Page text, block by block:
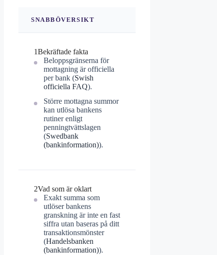
SNABBÖVERSIKT
1Bekräftade fakta
Beloppsgränserna för
mottagning är officiella
per bank (Swish
officiella FAQ).
Större mottagna summor
kan utlösa bankens
rutiner enligt
penningtvättslagen
(Swedbank
(bankinformation)).
2Vad som är oklart
Exakt summa som
utlöser bankens
granskning är inte en fast
siffra utan baseras på ditt
transaktionsmönster
(Handelsbanken
(bankinformation)).